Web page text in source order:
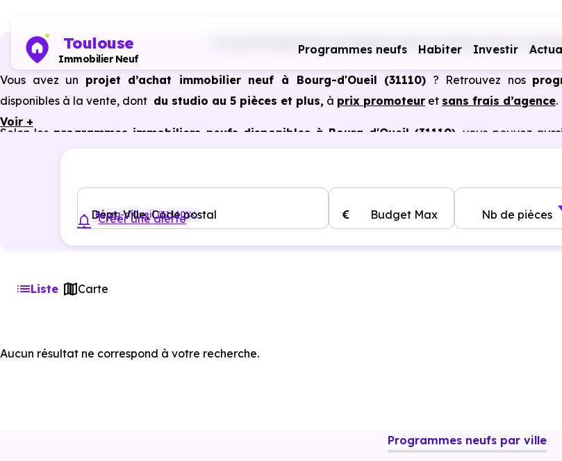
Toulouse
Immobilier Neuf
Programmes neufs Habiter Investir
Programmes immobiliers neufs Occitanie Haute-
Vous avez un projet d’achat immobilier neuf à Bourg-d'Oueil (31110) ? Retrouvez nos
disponibles à la vente, dont du studio au 5 pièces et plus, à prix promoteur et sans frais d’agence.
Selon les programmes immobiliers neufs disponibles à Bourg-d'Oueil (31110) , vous pouvez
Voir +
Dépt, Ville, Code postal
Bourg-d'Oueil (31110) Budget Max
€ Nb de pièces
Créer une alerte
Liste Carte
Aucun résultat ne correspond à votre recherche.
Programmes neufs par ville